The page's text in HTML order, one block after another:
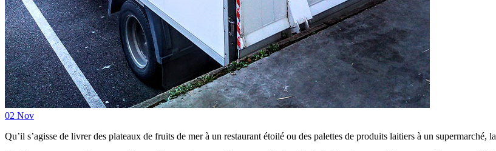
02 Nov
Qu’il s’agisse de livrer des plateaux de fruits de mer à un restaurant étoilé ou des palettes de produits laitiers à un supermarché, la